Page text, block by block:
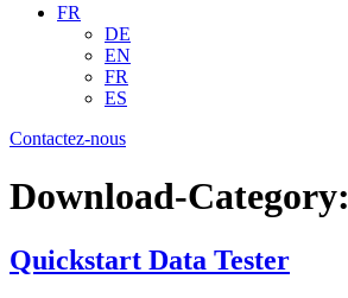
FR
DE
EN
FR
ES
Contactez-nous
Download-Category:
Quickstart Data Tester